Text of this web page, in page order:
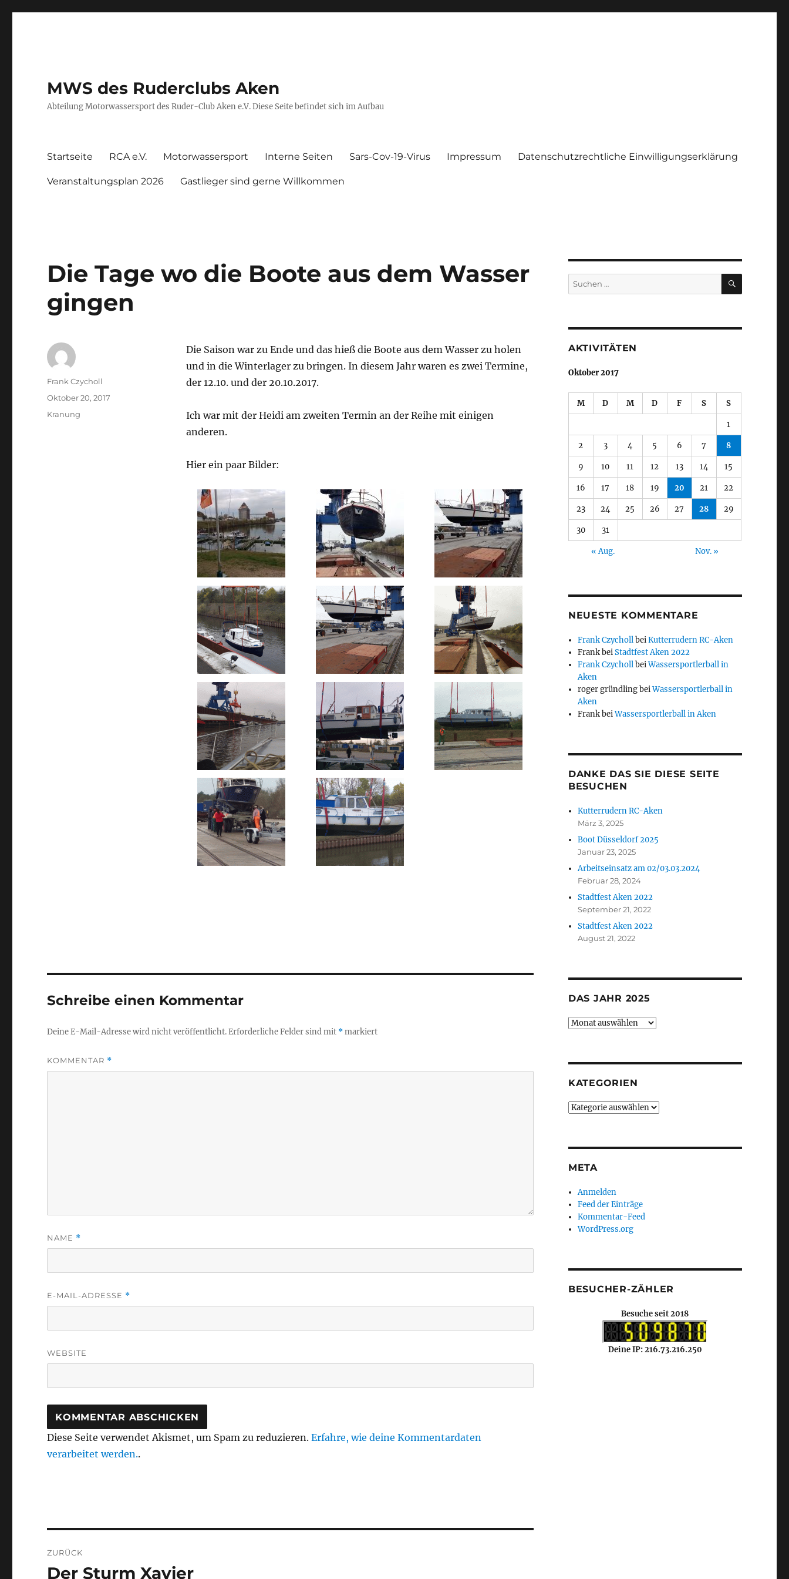
MWS des Ruderclubs Aken
Abteilung Motorwassersport des Ruder-Club Aken e.V. Diese Seite befindet sich im Aufbau
Startseite RCA e.V. Motorwassersport Interne Seiten Sars-Cov-19-Virus Impressum Datenschutzrechtliche Einwilligungserklärung
Veranstaltungsplan 2026 Gastlieger sind gerne Willkommen
Die Tage wo die Boote aus dem Wasser
gingen
Die Saison war zu Ende und das hieß die Boote aus dem Wasser zu holen
und in die Winterlager zu bringen. In diesem Jahr waren es zwei Termine,
der 12.10. und der 20.10.2017.
Ich war mit der Heidi am zweiten Termin an der Reihe mit einigen
anderen.
Hier ein paar Bilder:
Autor
Frank Czycholl
Veröffentlicht
Oktober 20, 2017
Kategorien
Kranung
Schreibe einen Kommentar
Deine E-Mail-Adresse wird nicht veröffentlicht.Erforderliche Felder sind mit *markiert
KOMMENTAR *
NAME *
E-MAIL-ADRESSE *
WEBSITE
Diese Seite verwendet Akismet, um Spam zu reduzieren.Erfahre, wie deine Kommentardaten
verarbeitet werden..
ZURÜCK
Vorheriger
Der Sturm Xavier
Suche
nach:
SUCHEN
AKTIVITÄTEN
Oktober 2017
M D M D F S S
1
2 3 4 5 6 7 8
9 10 11 12 13 14 15
16 17 18 19 20 21 22
23 24 25 26 27 28 29
30 31
« Aug. Nov. »
NEUESTE KOMMENTARE
Frank CzychollbeiKutterrudern RC-Aken
FrankbeiStadtfest Aken 2022
Frank CzychollbeiWassersportlerball in
Aken
roger gründlingbeiWassersportlerball in
Aken
FrankbeiWassersportlerball in Aken
DANKE DAS SIE DIESE SEITE
BESUCHEN
Kutterrudern RC-Aken
März 3, 2025
Boot Düsseldorf 2025
Januar 23, 2025
Arbeitseinsatz am 02/03.03.2024
Februar 28, 2024
Stadtfest Aken 2022
September 21, 2022
Stadtfest Aken 2022
August 21, 2022
DAS JAHR 2025
Das
KATEGORIEN
Kategorien
META
Anmelden
Feed der Einträge
Kommentar-Feed
WordPress.org
BESUCHER-ZÄHLER
Besuche seit 2018
Deine IP: 216.73.216.250